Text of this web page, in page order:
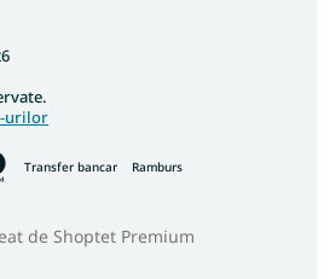
Transfer bancar Ramburs
de Shoptet Premium
urilor